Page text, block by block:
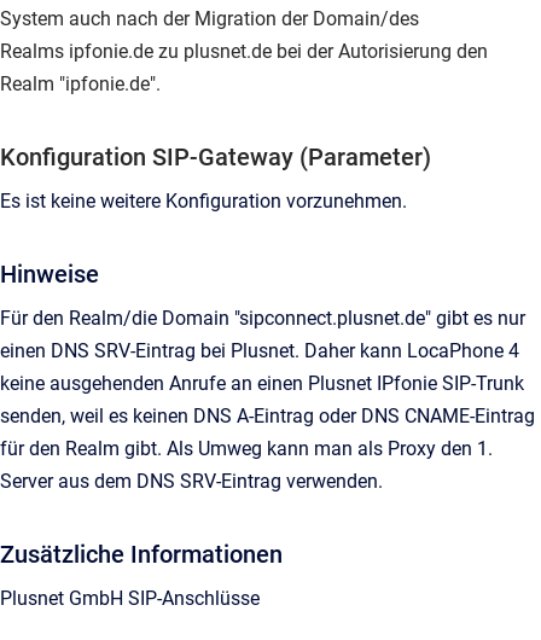
System auch nach der Migration der Domain/des
Realms ipfonie.de zu plusnet.de bei der Autorisierung den
Realm "ipfonie.de".
Konfiguration SIP-Gateway (Parameter)
Es ist keine weitere Konfiguration vorzunehmen.
Hinweise
Für den Realm/die Domain "sipconnect.plusnet.de" gibt es nur
einen DNS SRV-Eintrag bei Plusnet. Daher kann LocaPhone 4
keine ausgehenden Anrufe an einen Plusnet IPfonie SIP-Trunk
senden, weil es keinen DNS A-Eintrag oder DNS CNAME-Eintrag
für den Realm gibt. Als Umweg kann man als Proxy den 1.
Server aus dem DNS SRV-Eintrag verwenden.
Zusätzliche Informationen
Plusnet GmbH SIP-Anschlüsse